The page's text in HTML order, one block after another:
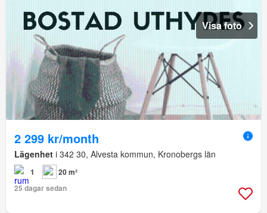
Visa foto
2 299 kr/month
Lägenhet i 342 30, Alvesta kommun, Kronobergs län
1
20 m²
25 dagar sedan